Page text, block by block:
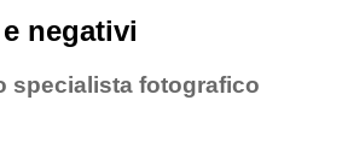
negativi
specialista fotografico